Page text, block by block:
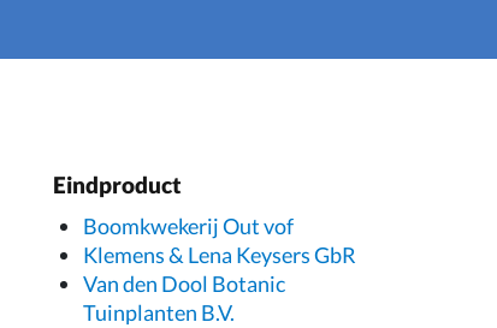
Eindproduct
Boomkwekerij Out vof
Klemens & Lena Keysers GbR
Van den Dool Botanic
Tuinplanten B.V.